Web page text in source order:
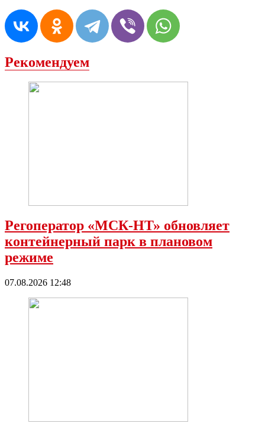
Рекомендуем
Регоператор «МСК-НТ» обновляет
контейнерный парк в плановом
режиме
07.08.2026 12:48